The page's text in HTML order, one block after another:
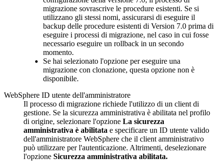
migrazione sovrascrive le procedure esistenti. Se si
utilizzano gli stessi nomi, assicurarsi di eseguire il
backup delle procedure esistenti di Version 7.0 prima di
eseguire i processi di migrazione, nel caso in cui fosse
necessario eseguire un rollback in un secondo
momento.
Se hai selezionato l'opzione per eseguire una
migrazione con clonazione, questa opzione non è
disponibile.
WebSphere ID utente dell'amministratore
Il processo di migrazione richiede l'utilizzo di un client di
gestione. Se la sicurezza amministrativa è abilitata nel profilo
di origine, selezionare l'opzione La sicurezza
amministrativa è abilitata e specificare un ID utente valido
dell'amministratore WebSphere che il client amministrativo
può utilizzare per l'autenticazione. Altrimenti, deselezionare
l'opzione Sicurezza amministrativa abilitata.